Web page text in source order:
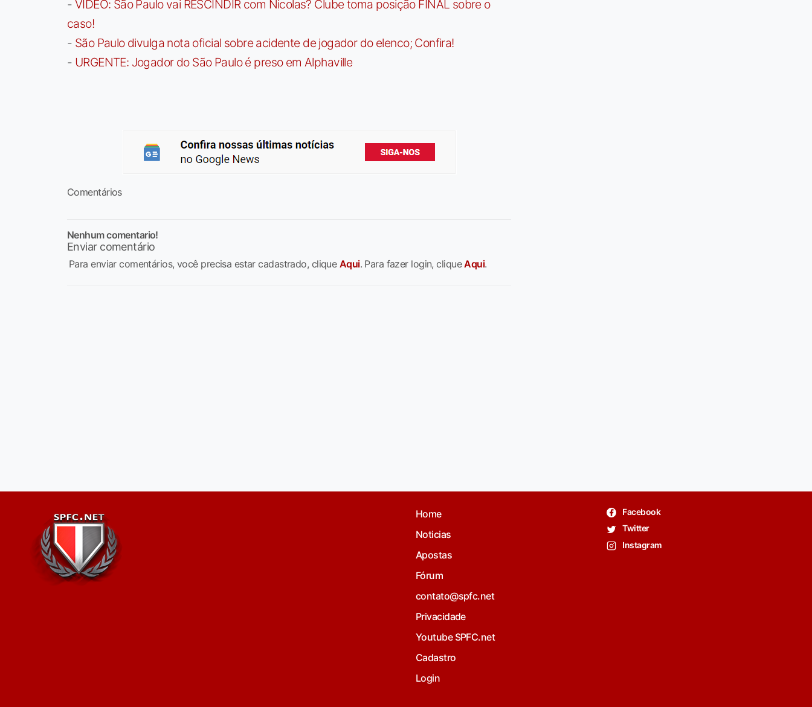
- VÍDEO: São Paulo vai RESCINDIR com Nicolas? Clube toma posição FINAL sobre o
caso!
- São Paulo divulga nota oficial sobre acidente de jogador do elenco; Confira!
- URGENTE: Jogador do São Paulo é preso em Alphaville
Comentários
Nenhum comentario!
Enviar comentário
Para enviar comentários, você precisa estar cadastrado, clique Aqui. Para fazer login, cliqueAqui.
Home
Noticias
Apostas
Fórum
contato@spfc.net
Privacidade
Youtube SPFC.net
Cadastro
Login
Facebook
Twitter
Instagram